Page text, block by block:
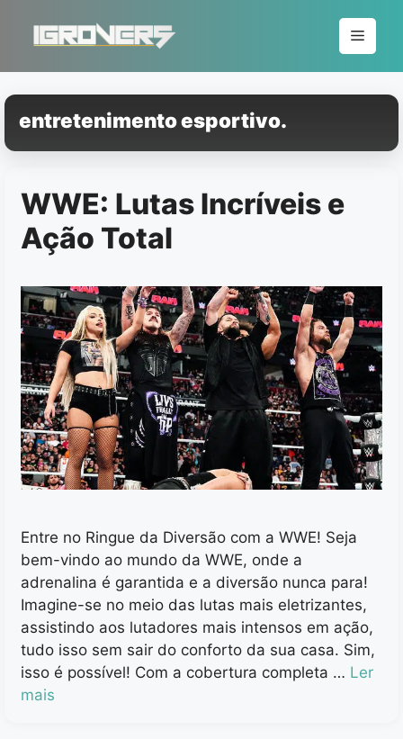
conteúdo
Menu
entretenimento esportivo.
WWE: Lutas Incríveis e
Ação Total
Entre no Ringue da Diversão com a WWE! Seja
bem-vindo ao mundo da WWE, onde a
adrenalina é garantida e a diversão nunca para!
Imagine-se no meio das lutas mais eletrizantes,
assistindo aos lutadores mais intensos em ação,
tudo isso sem sair do conforto da sua casa. Sim,
isso é possível! Com a cobertura completa … Ler
mais